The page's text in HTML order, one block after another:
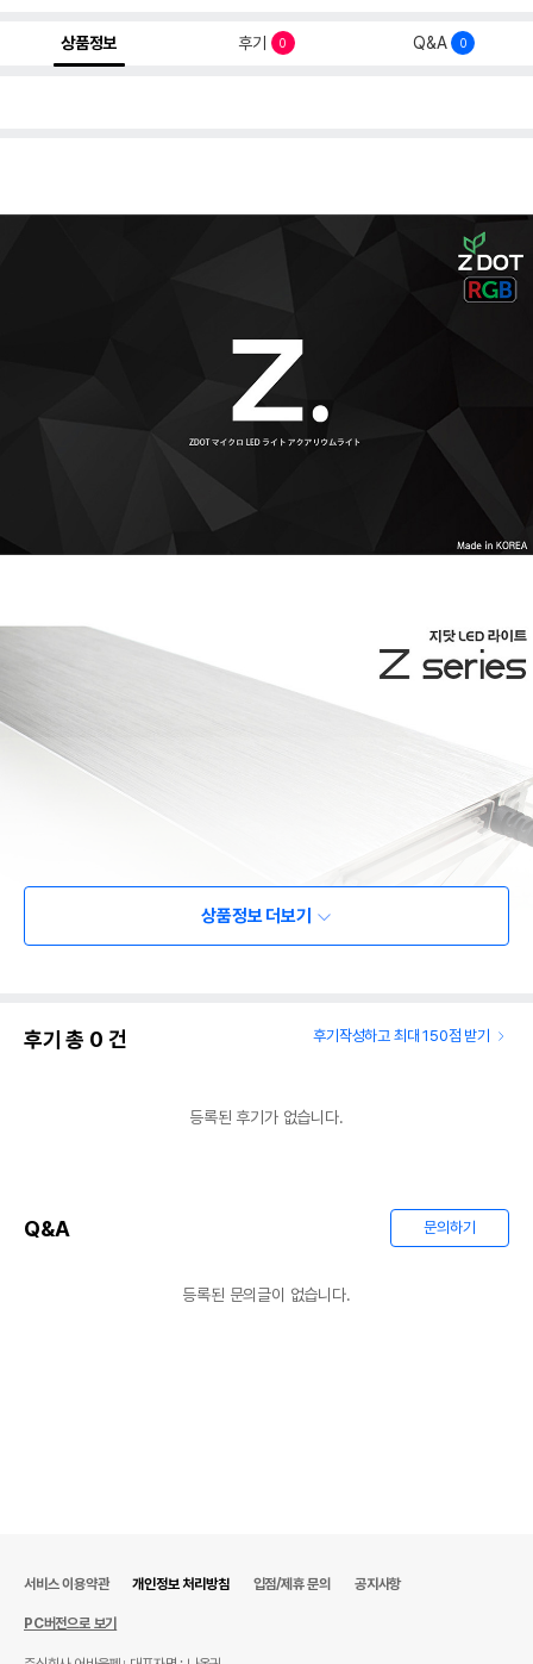
상품정보 후기 0 Q&A 0
상품정보 더보기
후기 총 0 건 후기작성하고 최대 150점 받기
등록된 후기가 없습니다.
Q&A 문의하기
등록된 문의글이 없습니다.
서비스 이용약관 개인정보 처리방침 입점/제휴 문의 공지사항
PC버전으로 보기